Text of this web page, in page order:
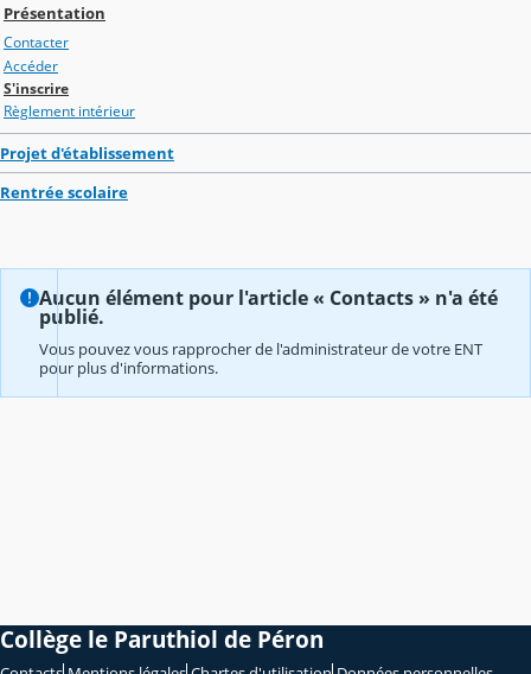
Présentation
Contacter
Accéder
S'inscrire
Règlement intérieur
Projet d'établissement
Rentrée scolaire
Aucun élément pour l'article « Contacts » n'a été
publié.
Vous pouvez vous rapprocher de l'administrateur de votre ENT
pour plus d'informations.
Collège le Paruthiol de Péron